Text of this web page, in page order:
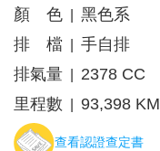
顏 色
黑色系
排 檔
手自排
排氣量
2378 CC
里程數
93,398 KM
查看認證查定書